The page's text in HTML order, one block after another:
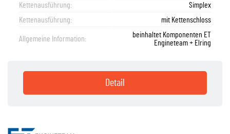
Kettenausführung:
Simplex
Kettenausführung:
mit Kettenschloss
Allgemeine Information:
beinhaltet Komponenten ET
Engineteam + Elring
Detail